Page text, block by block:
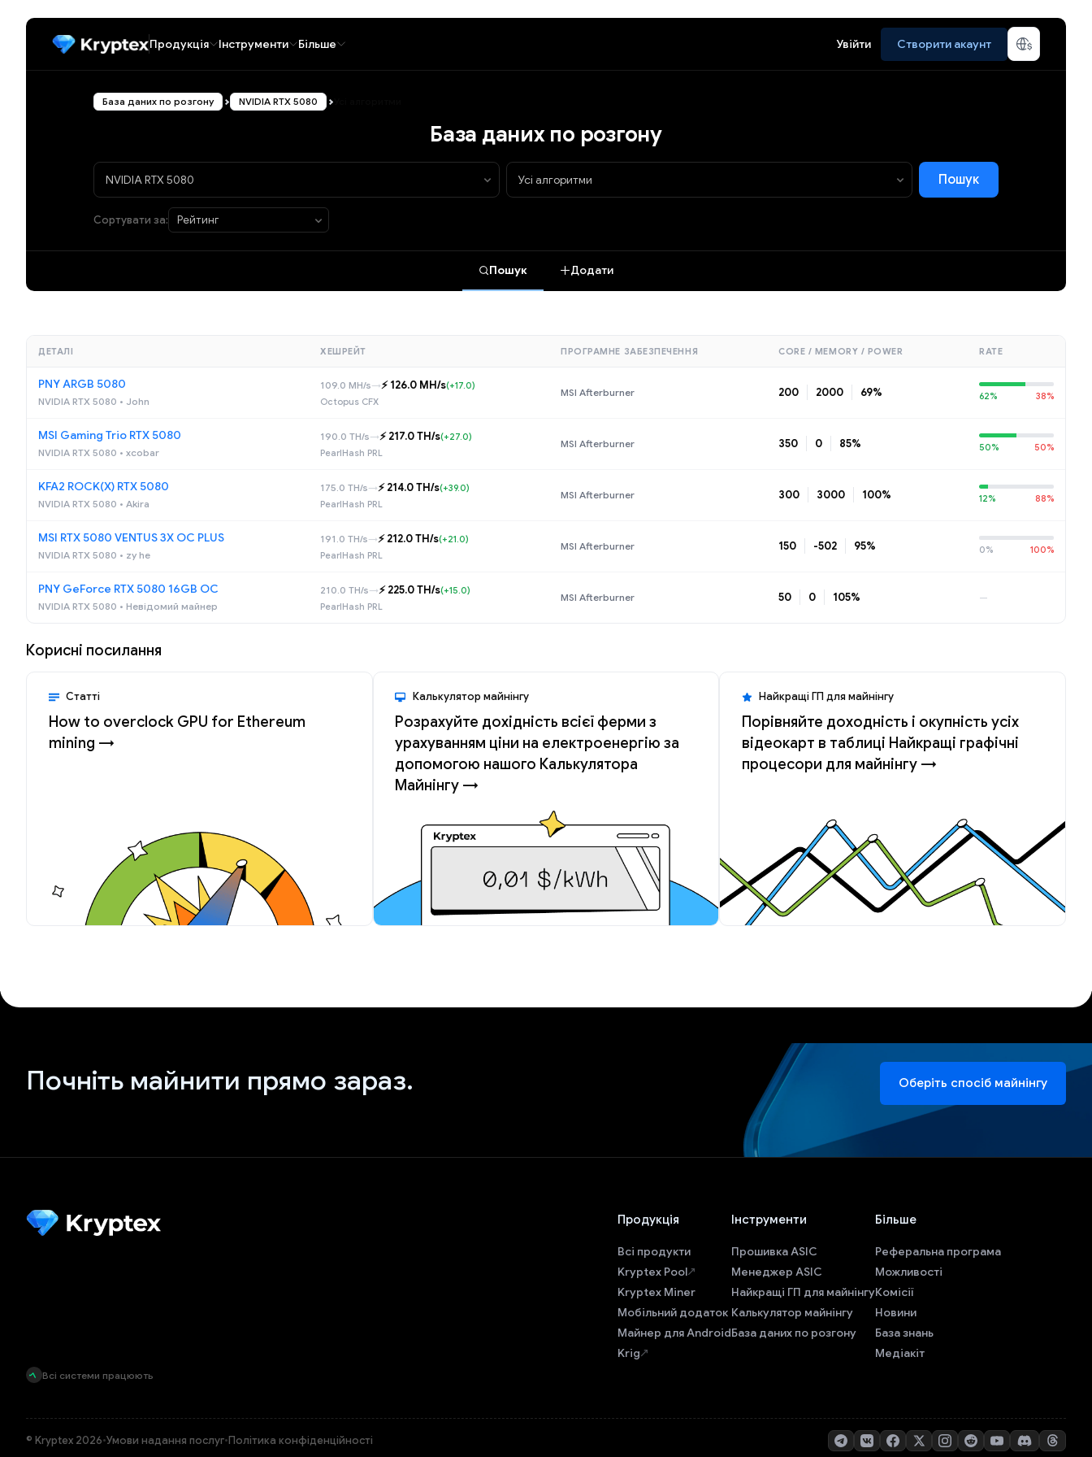
Продукція Інструменти Більше Увійти Створити акаунт
База даних по розгону NVIDIA RTX 5080
База даних по розгону
Пошук
Сортувати за:
Пошук Додати
ДЕТАЛІ ХЕШРЕЙТ ПРОГРАМНЕ ЗАБЕЗПЕЧЕННЯ CORE / MEMORY / POWER RATE
PNY ARGB 5080
NVIDIA RTX 5080 • John
109.0 MH/s→⚡️ 126.0 MH/s(+17.0)
Octopus CFX
MSI Afterburner 200 2000 69% 62% 38%
MSI Gaming Trio RTX 5080
NVIDIA RTX 5080 • xcobar
190.0 TH/s→⚡️ 217.0 TH/s(+27.0)
PearlHash PRL
MSI Afterburner 350 0 85% 50% 50%
KFA2 ROCK(X) RTX 5080
NVIDIA RTX 5080 • Akira
175.0 TH/s→⚡️ 214.0 TH/s(+39.0)
PearlHash PRL
MSI Afterburner 300 3000 100% 12% 88%
MSI RTX 5080 VENTUS 3X OC PLUS
NVIDIA RTX 5080 • zy he
191.0 TH/s→⚡️ 212.0 TH/s(+21.0)
PearlHash PRL
MSI Afterburner 150 -502 95% 0% 100%
PNY GeForce RTX 5080 16GB OC
NVIDIA RTX 5080 • Невідомий майнер
210.0 TH/s→⚡️ 225.0 TH/s(+15.0)
PearlHash PRL
MSI Afterburner 50 0 105% —
Корисні посилання
Статті
How to overclock GPU for Ethereum
mining →
Калькулятор майнінгу
Розрахуйте дохідність всієї ферми з
урахуванням ціни на електроенергію за
допомогою нашого Калькулятора
Майнінгу →
Найкращі ГП для майнінгу
Порівняйте доходність і окупність усіх
відеокарт в таблиці Найкращі графічні
процесори для майнінгу →
Почніть майнити прямо зараз. Оберіть спосіб майнінгу
Всі системи працюють
Продукція
Всі продукти
Kryptex Pool
Kryptex Miner
Мобільний додаток
Майнер для Android
Krig
Інструменти
Прошивка ASIC
Менеджер ASIC
Найкращі ГП для майнінгу
Калькулятор майнінгу
База даних по розгону
Більше
Реферальна програма
Можливості
Комісії
Новини
База знань
Медіакіт
© Kryptex 2026•Умови надання послуг•Політика конфіденційності